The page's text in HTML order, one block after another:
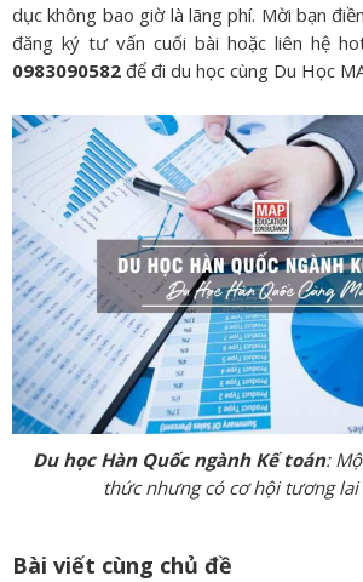
dục không bao giờ là lãng phí. Mời bạn
đăng ký tư vấn cuối bài hoặc liên hệ
0983090582 để đi du học cùng Du Học
Du học Hàn Quốc ngành Kế toán:
thức nhưng có cơ hội tương lai
Bài viết cùng chủ đề